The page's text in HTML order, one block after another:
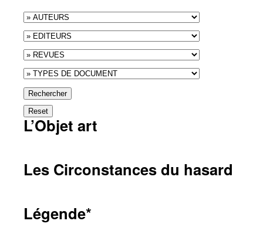
Rechercher
Reset
L’Objet art
Les Circonstances du hasard
Légende*